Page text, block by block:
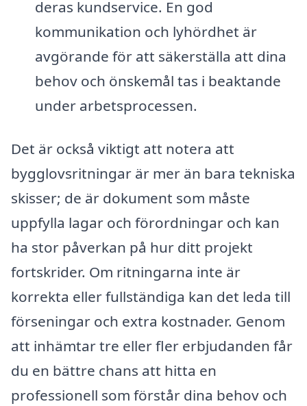
deras kundservice. En god
kommunikation och lyhördhet är
avgörande för att säkerställa att dina
behov och önskemål tas i beaktande
under arbetsprocessen.
Det är också viktigt att notera att
bygglovsritningar är mer än bara tekniska
skisser; de är dokument som måste
uppfylla lagar och förordningar och kan
ha stor påverkan på hur ditt projekt
fortskrider. Om ritningarna inte är
korrekta eller fullständiga kan det leda till
förseningar och extra kostnader. Genom
att inhämtar tre eller fler erbjudanden får
du en bättre chans att hitta en
professionell som förstår dina behov och